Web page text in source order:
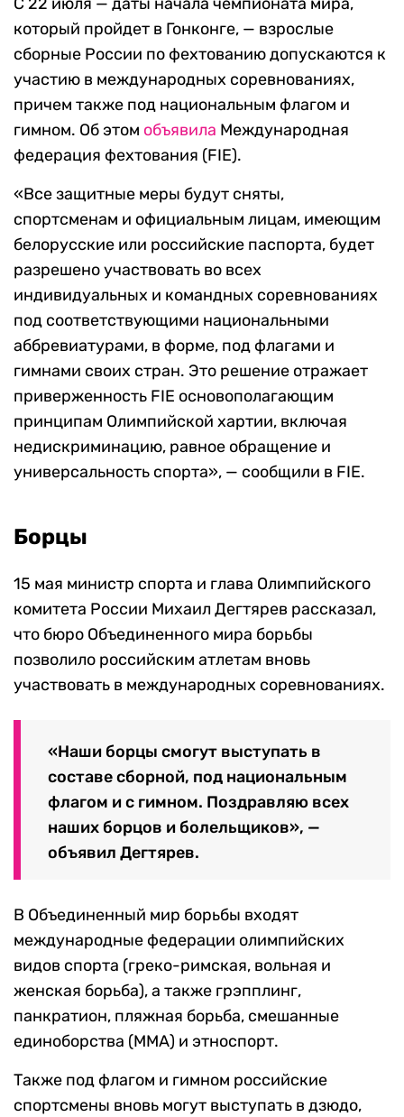
который пройдет в Гонконге, — взрослые
сборные России по фехтованию допускаются к
участию в международных соревнованиях,
причем также под национальным флагом и
гимном. Об этом объявила Международная
федерация фехтования (FIE).
«Все защитные меры будут сняты,
спортсменам и официальным лицам, имеющим
белорусские или российские паспорта, будет
разрешено участвовать во всех
индивидуальных и командных соревнованиях
под соответствующими национальными
аббревиатурами, в форме, под флагами и
гимнами своих стран. Это решение отражает
приверженность FIE основополагающим
принципам Олимпийской хартии, включая
недискриминацию, равное обращение и
универсальность спорта», — сообщили в FIE.
Борцы
15 мая министр спорта и глава Олимпийского
комитета России Михаил Дегтярев рассказал,
что бюро Объединенного мира борьбы
позволило российским атлетам вновь
участвовать в международных соревнованиях.
«Наши борцы смогут выступать в
составе сборной, под национальным
флагом и с гимном. Поздравляю всех
наших борцов и болельщиков», —
объявил Дегтярев.
В Объединенный мир борьбы входят
международные федерации олимпийских
видов спорта (греко-римская, вольная и
женская борьба), а также грэпплинг,
панкратион, пляжная борьба, смешанные
единоборства (MMA) и этноспорт.
Также под флагом и гимном российские
спортсмены вновь могут выступать в дзюдо,